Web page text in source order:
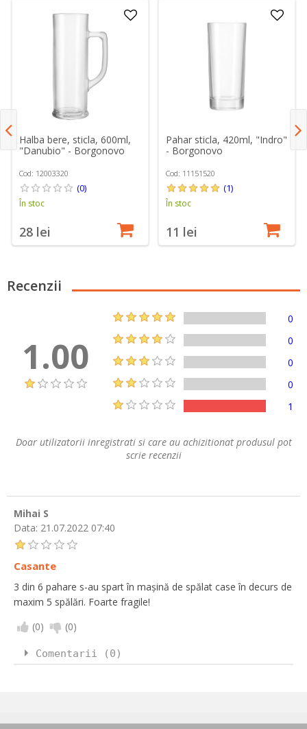
Halba bere, sticla, 600ml,
"Danubio" - Borgonovo
Cod: 12003320
(0)
În stoc
28 lei
Pahar sticla, 420ml, "Indro"
- Borgonovo
Cod: 11151520
(1)
În stoc
11 lei
Recenzii
1.00
0
0
0
0
1
Doar utilizatorii inregistrati si care au achizitionat produsul pot
scrie recenzii
Mihai S
Data: 21.07.2022 07:40
Casante
3 din 6 pahare s-au spart în mașină de spălat case în decurs de
maxim 5 spălări. Foarte fragile!
(0) (0)
Comentarii (0)